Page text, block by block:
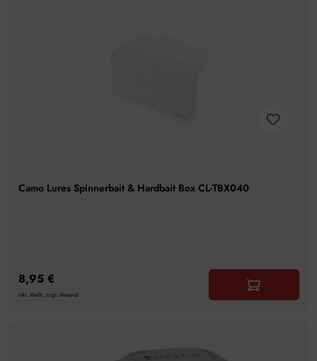
Camo Lures Spinnerbait & Hardbait Box CL-TBX040
8,95 €
inkl. MwSt., zzgl. Versand